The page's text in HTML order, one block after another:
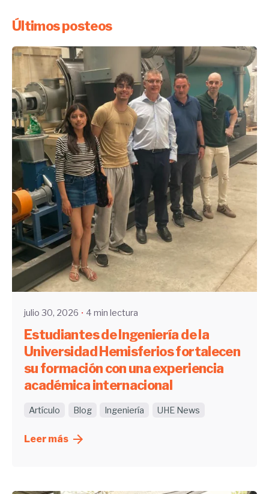
Últimos posteos
Enviado por
UHE
julio 30, 2026 4 min lectura
Estudiantes de Ingeniería de la
Universidad Hemisferios fortalecen
su formación con una experiencia
académica internacional
Artículo Blog Ingeniería UHE News
Leer más